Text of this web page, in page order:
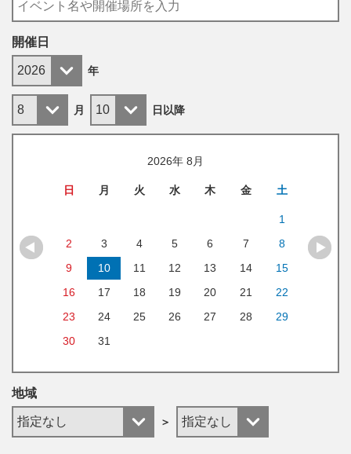
開催日
年
月 日 以降
2026年 8月
日 月 火 水 木 金 土
1
2
3 4 5 6 7
8
9
10 11 12 13 14
15
16
17 18 19 20 21
22
23
24 25 26 27 28
29
30
31
地域
＞